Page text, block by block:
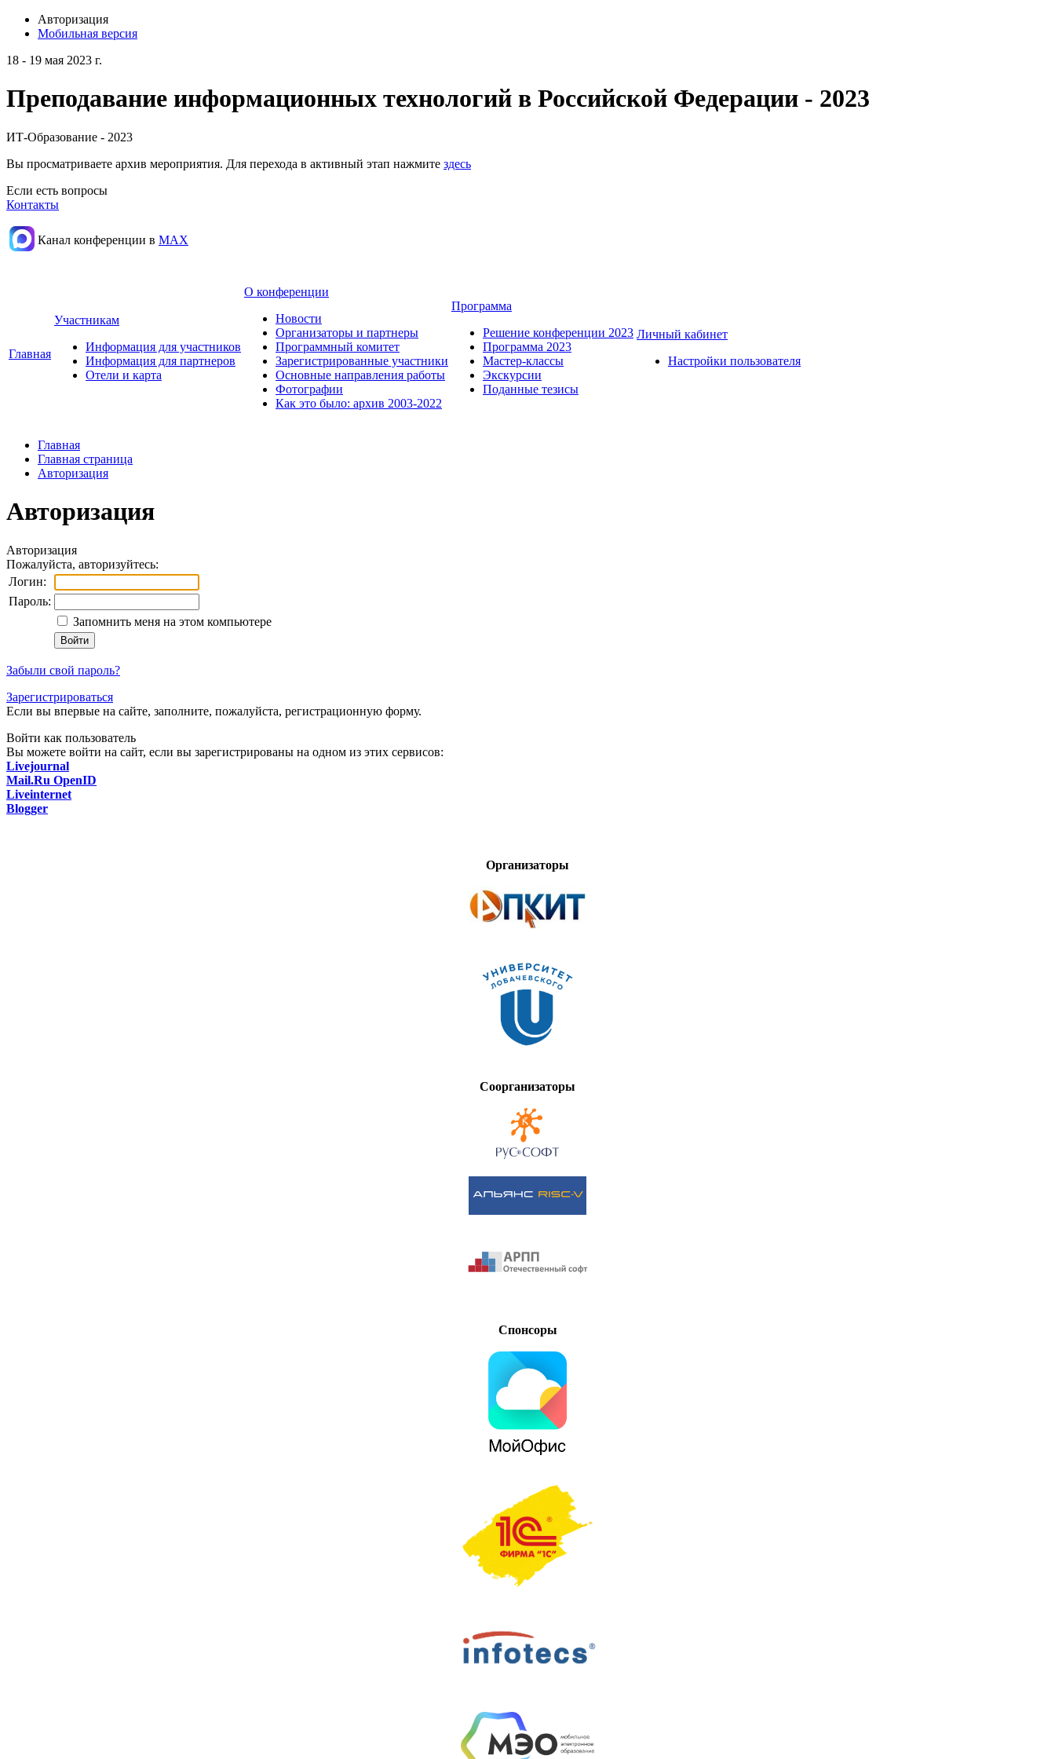
Авторизация
Мобильная версия
18 - 19 мая 2023 г.
Преподавание информационных технологий в Российской Федерации - 2023
ИТ-Образование - 2023
Вы просматриваете архив мероприятия. Для перехода в активный этап нажмите здесь
Если есть вопросы
Контакты
Канал конференции в МАХ
Главная
Участникам
Информация для участников
Информация для партнеров
Отели и карта
О конференции
Новости
Организаторы и партнеры
Программный комитет
Зарегистрированные участники
Основные направления работы
Фотографии
Как это было: архив 2003-2022
Программа
Решение конференции 2023
Программа 2023
Мастер-классы
Экскурсии
Поданные тезисы
Личный кабинет
Настройки пользователя
Главная
Главная страница
Авторизация
Авторизация
Авторизация
Пожалуйста, авторизуйтесь:
Логин:
Пароль:
Запомнить меня на этом компьютере
Забыли свой пароль?
Зарегистрироваться
Если вы впервые на сайте, заполните, пожалуйста, регистрационную форму.
Войти как пользователь
Вы можете войти на сайт, если вы зарегистрированы на одном из этих сервисов:
Livejournal
Mail.Ru OpenID
Liveinternet
Blogger
Организаторы
Соорганизаторы
Спонсоры